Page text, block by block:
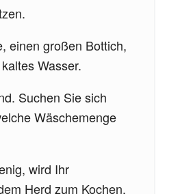
einen großen Bottich,
Wasser.
Suchen Sie sich
Wäschemenge
wird Ihr
Herd zum Kochen.